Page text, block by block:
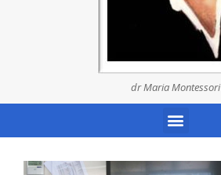
dr Maria Montessori